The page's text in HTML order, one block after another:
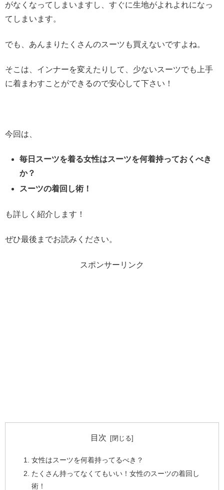
がなくなってしまいますし、すぐに生地がよれよれになっ
てしまいます。
でも、あんまりたくさんのスーツも買えないですよね。
そこは、インナーを変えたりして、少ないスーツでも上手
に着まわすことができるので安心して下さい！
今回は、
毎日スーツを着る女性はスーツを何着持っておくべき
か？
スーツの着回し術！
も詳しく紹介します！
ぜひ最後までお読みください。
スポンサーリンク
目次
女性はスーツを何着持ってるべき？
たくさん持ってなくてもいい！女性のスーツの着回し
術！